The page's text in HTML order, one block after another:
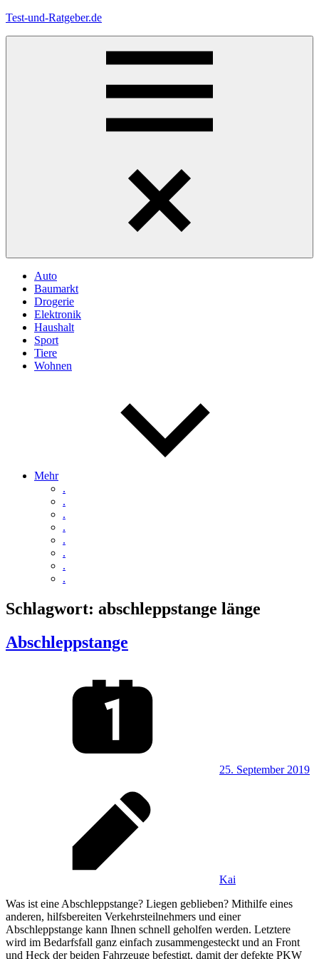
Zum
Test-und-Ratgeber.de
Auto
Baumarkt
Drogerie
Elektronik
Haushalt
Sport
Tiere
Wohnen
Mehr
.
.
.
.
.
.
.
.
Schlagwort: abschleppstange länge
Abschleppstange
25. September 2019
Kai
Was ist eine Abschleppstange? Liegen geblieben? Mithilfe eines
anderen, hilfsbereiten Verkehrsteilnehmers und einer
Abschleppstange kann Ihnen schnell geholfen werden. Letztere
wird im Bedarfsfall ganz einfach zusammengesteckt und an Front
und Heck der beiden Fahrzeuge befestigt, damit der defekte PKW